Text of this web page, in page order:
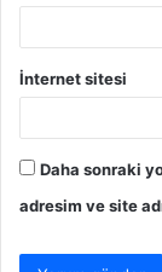
İnternet sitesi
Daha sonraki
adresim ve site